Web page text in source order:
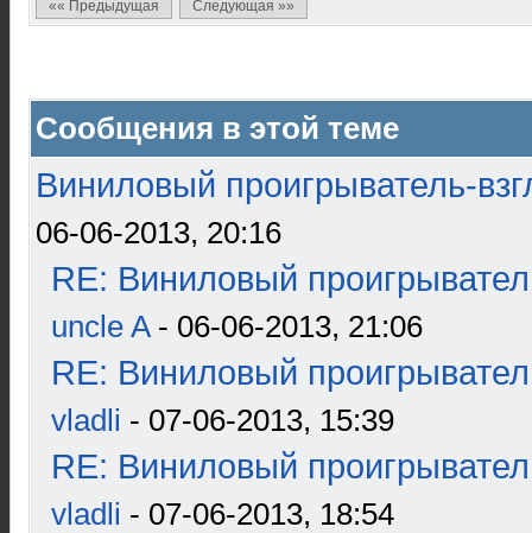
«« Предыдущая Следующая »»
Сообщения в этой теме
Виниловый проигрыватель-
06-06-2013, 20:16
RE: Виниловый
uncle A- 06-06-2013, 21:06
RE: Виниловый
vladli - 07-06-2013, 15:39
RE: Виниловый
vladli - 07-06-2013, 18:54